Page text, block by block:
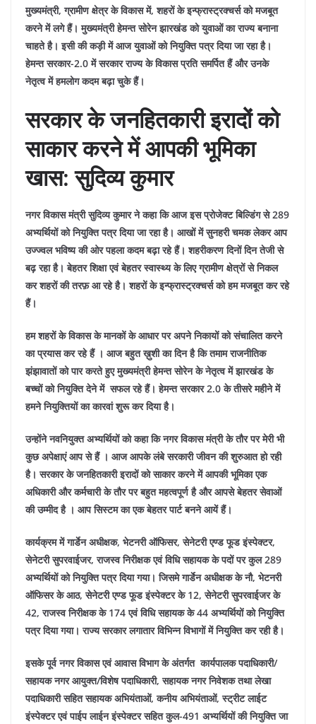
मुख्यमंत्री, ग्रामीण क्षेत्र के विकास में, शहरों के इन्फ्रास्ट्रक्चर्स को मजबूत
करने में लगे हैं। मुख्यमंत्री हेमन्त सोरेन झारखंड को युवाओं का राज्य बनाना
चाहते है। इसी की कड़ी में आज युवाओं को नियुक्ति पत्र दिया जा रहा है।
हेमन्त सरकार-2.0 में सरकार राज्य के विकास प्रति समर्पित हैं और उनके
नेतृत्व में हमलोग कदम बढ़ा चुके हैं।
सरकार के जनहितकारी इरादों को
साकार करने में आपकी भूमिका
खास: सुदिव्य कुमार
नगर विकास मंत्री सुदिव्य कुमार ने कहा कि आज इस प्रोजेक्ट बिल्डिंग से 289
अभ्यर्थियों को नियुक्ति पत्र दिया जा रहा है। आखों में सुनहरी चमक लेकर आप
उज्ज्वल भविष्य की ओर पहला कदम बढ़ा रहे हैं। शहरीकरण दिनों दिन तेजी से
बढ़ रहा है। बेहतर शिक्षा एवं बेहतर स्वास्थ्य के लिए ग्रामीण क्षेत्रों से निकल
कर शहरों की तरफ़ आ रहे है। शहरों के इन्फ्रास्ट्रक्चर्स को हम मजबूत कर रहे
हैं।
हम शहरों के विकास के मानकों के आधार पर अपने निकायों को संचालित करने
का प्रयास कर रहे हैं । आज बहुत ख़ुशी का दिन है कि तमाम राजनीतिक
झंझावातों को पार करते हुए मुख्यमंत्री हेमन्त सोरेन के नेतृत्व में झारखंड के
बच्चों को नियुक्ति देने में सफल रहे हैं। हेमन्त सरकार 2.0 के तीसरे महीने में
हमने नियुक्तियों का कारवां शुरू कर दिया है।
उन्होंने नवनियुक्त अभ्यर्थियों को कहा कि नगर विकास मंत्री के तौर पर मेरी भी
कुछ अपेक्षाएं आप से हैं । आज आपके लंबे सरकारी जीवन की शुरुआत हो रही
है। सरकार के जनहितकारी इरादों को साकार करने में आपकी भूमिका एक
अधिकारी और कर्मचारी के तौर पर बहुत महत्वपूर्ण है और आपसे बेहतर सेवाओं
की उम्मीद है । आप सिस्टम का एक बेहतर पार्ट बनने आयें हैं।
कार्यक्रम में गार्डेन अधीक्षक, भेटनरी ऑफिसर, सेनेटरी एण्ड फूड इंस्पेक्टर,
सेनेटरी सुपरवाईजर, राजस्व निरीक्षक एवं विधि सहायक के पदों पर कुल 289
अभ्यर्थियों को नियुक्ति पत्र दिया गया। जिसमे गार्डेन अधीक्षक के नौ, भेटनरी
ऑफिसर के आठ, सेनेटरी एण्ड फूड इंस्पेक्टर के 12, सेनेटरी सुपरवाईजर के
42, राजस्व निरीक्षक के 174 एवं विधि सहायक के 44 अभ्यर्थियों को नियुक्ति
पत्र दिया गया। राज्य सरकार लगातार विभिन्न विभागों में नियुक्ति कर रही है।
इसके पूर्व नगर विकास एवं आवास विभाग के अंतर्गत कार्यपालक पदाधिकारी/
सहायक नगर आयुक्त/विशेष पदाधिकारी, सहायक नगर निवेशक तथा लेखा
पदाधिकारी सहित सहायक अभियंताओं, कनीय अभियंताओं, स्ट्रीट लाईट
इंस्पेक्टर एवं पाईप लाईन इंस्पेक्टर सहित कुल-491 अभ्यर्थियों की नियुक्ति जा